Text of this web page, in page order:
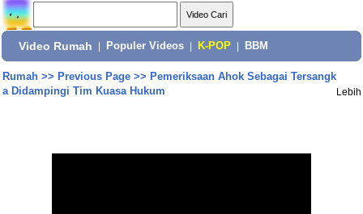
Video Rumah Populer Videos K-POP BBM
Rumah>> Previous Page>> Pemeriksaan Ahok Sebagai Tersangk
a Didampingi Tim Kuasa Hukum
Lebih